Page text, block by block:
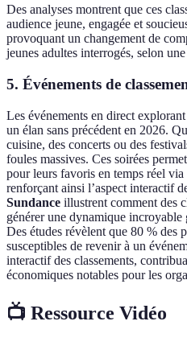
Des analyses montrent que ces
audience jeune, engagée et
provoquant un changement de
jeunes adultes interrogés, selon
5. Événements de
Les événements en direct
un élan sans précédent en 2026.
cuisine, des concerts ou des
foules massives. Ces soirées
pour leurs favoris en temps réel
renforçant ainsi l’aspect interactif
Sundance illustrent comment des
générer une dynamique
Des études révèlent que 80 % des
susceptibles de revenir à un
interactif des classements,
économiques notables pour les
📺 Ressource Vidéo